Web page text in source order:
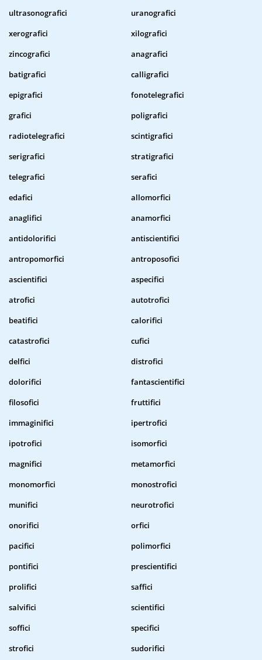
ultrasonografici
uranografici
xerografici
xilografici
zincografici
anagrafici
batigrafici
calligrafici
epigrafici
fonotelegrafici
grafici
poligrafici
radiotelegrafici
scintigrafici
serigrafici
stratigrafici
telegrafici
serafici
edafici
allomorfici
anaglifici
anamorfici
antidolorifici
antiscientifici
antropomorfici
antroposofici
ascientifici
aspecifici
atrofici
autotrofici
beatifici
calorifici
catastrofici
cufici
delfici
distrofici
dolorifici
fantascientifici
filosofici
fruttifici
immaginifici
ipertrofici
ipotrofici
isomorfici
magnifici
metamorfici
monomorfici
monostrofici
munifici
neurotrofici
onorifici
orfici
pacifici
polimorfici
pontifici
prescientifici
prolifici
saffici
salvifici
scientifici
soffici
specifici
strofici
sudorifici